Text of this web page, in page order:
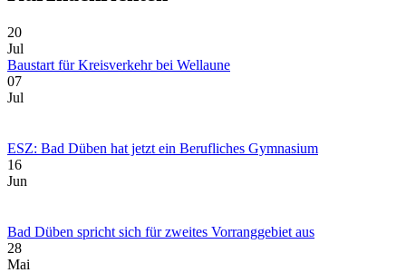
20
Jul
Baustart für Kreisverkehr bei Wellaune
07
Jul
ESZ: Bad Düben hat jetzt ein Berufliches Gymnasium
16
Jun
Bad Düben spricht sich für zweites Vorranggebiet aus
28
Mai